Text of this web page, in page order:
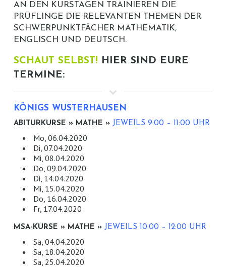
AN DEN KURSTAGEN TRAINIEREN DIE
PRÜFLINGE DIE RELEVANTEN THEMEN DER
SCHWERPUNKTFÄCHER MATHEMATIK,
ENGLISCH UND DEUTSCH.
SCHAUT SELBST! HIER SIND EURE
TERMINE:
KÖNIGS WUSTERHAUSEN
ABITURKURSE » MATHE » JEWEILS 9:00 – 11:00 UHR
Mo, 06.04.2020
Di, 07.04.2020
Mi, 08.04.2020
Do, 09.04.2020
Di, 14.04.2020
Mi, 15.04.2020
Do, 16.04.2020
Fr, 17.04.2020
MSA-KURSE » MATHE » JEWEILS 10:00 – 12:00 UHR
Sa, 04.04.2020
Sa, 18.04.2020
Sa, 25.04.2020